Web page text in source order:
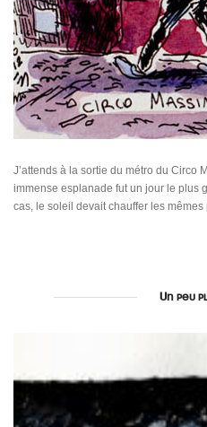
J’attends à la sortie du métro du Circo
immense esplanade fut un jour le plus
cas, le soleil devait chauffer les
Un peu